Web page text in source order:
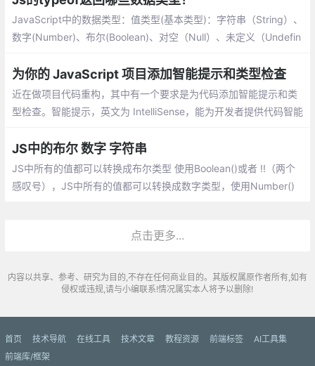
JavaScript中的数据类型：值类型(基本类型)：字符串（String）、
数字(Number)、布尔(Boolean)、对空（Null）、未定义（Undefin
数(Function)。
为你的 JavaScript 项目添加智能提示和类型检查
近在做项目代码重构，其中有一个要求是为代码添加智能提示和类
型检查。智能提示，英文为 IntelliSense，能为开发者提供代码智能
码。
JS中的布尔 数字 字符串
JS中所有的值都可以转换成布尔类型 使用Boolean()或者 !!（两个
感叹号），JS中所有的值都可以转换成数字类型，使用Number()
点击更多...
内容以共享、参考、研究为目的,不存在任何商业目的。其版权属原作者所有,如有
侵权或违规,请与小编联系!情况属实本人将予以删除!
首页 技术导航 在线工具 技术文章 教程资源 前端标签
AI工具集
前端库/框架